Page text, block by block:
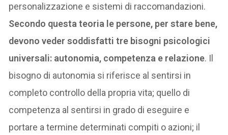
personalizzazione e sistemi di raccomandazioni.
Secondo questa teoria le persone, per stare bene,
devono veder soddisfatti tre bisogni psicologici
universali: autonomia, competenza e relazione. Il
bisogno di autonomia si riferisce al sentirsi in
completo controllo della propria vita; quello di
competenza al sentirsi in grado di eseguire e
portare a termine determinati compiti o azioni; il